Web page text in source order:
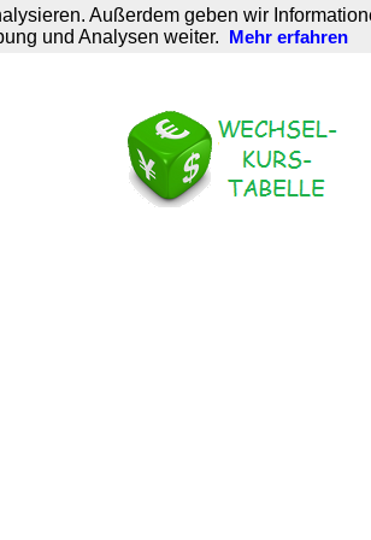
Außerdem geben wir
und Analysen weiter.
Mehr erfahren